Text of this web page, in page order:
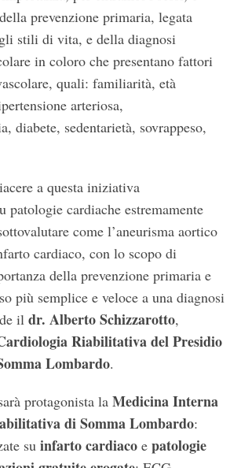
prevenzione primaria, legata
stili di vita, e della diagnosi
in coloro che presentano fattori
quali: familiarità, età
arteriosa,
diabete, sedentarietà, sovrappeso,
a questa iniziativa
patologie cardiache estremamente
come l’aneurisma aortico
cardiaco, con lo scopo di
della prevenzione primaria e
più semplice e veloce a una diagnosi
il dr. Alberto Schizzarotto,
Riabilitativa del Presidio
Lombardo.
protagonista la Medicina Interna
di Somma Lombardo:
su infarto cardiacoe patologie